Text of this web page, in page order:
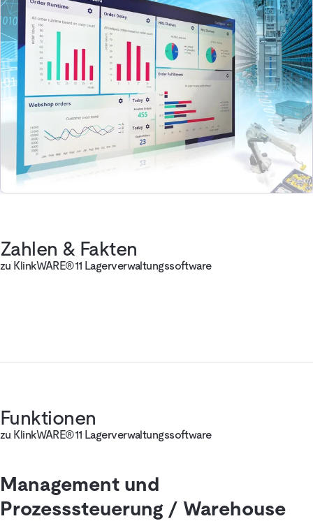
Zahlen & Fakten
zu KlinkWARE®11 Lagerverwaltungssoftware
Funktionen
zu KlinkWARE®11 Lagerverwaltungssoftware
Management und
Prozesssteuerung / Warehouse